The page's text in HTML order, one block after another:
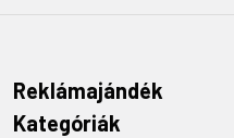
Reklámajándék
Kategóriák